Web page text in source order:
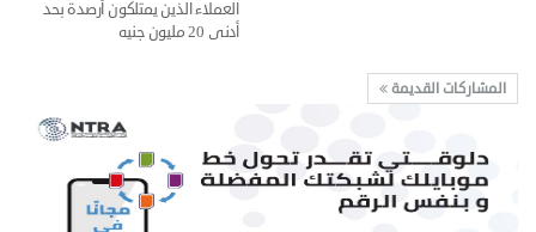
العملاء الذين يمتلكون أرصدة بحد
أدنى 20 مليون جنيه
المشاركات القديمة